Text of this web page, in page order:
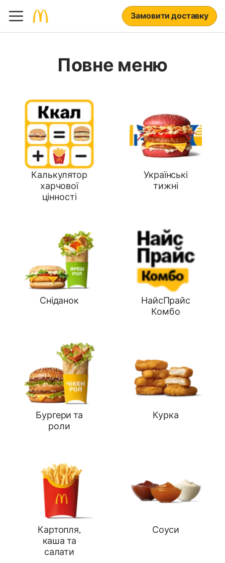
Замовити доставку
Повне меню
Калькулятор
харчової
цінності
Українські
тижні
Сніданок
НайсПрайс
Комбо
Бургери та
роли
Курка
Картопля,
каша та
салати
Соуси